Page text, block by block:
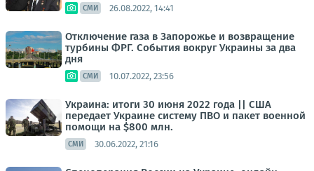
СМИ 26.08.2022, 14:41
Отключение газа в Запорожье и возвращение
турбины ФРГ. События вокруг Украины за два
дня
СМИ 10.07.2022, 23:56
Украина: итоги 30 июня 2022 года || США
передает Украине систему ПВО и пакет военной
помощи на $800 млн.
СМИ 30.06.2022, 21:16